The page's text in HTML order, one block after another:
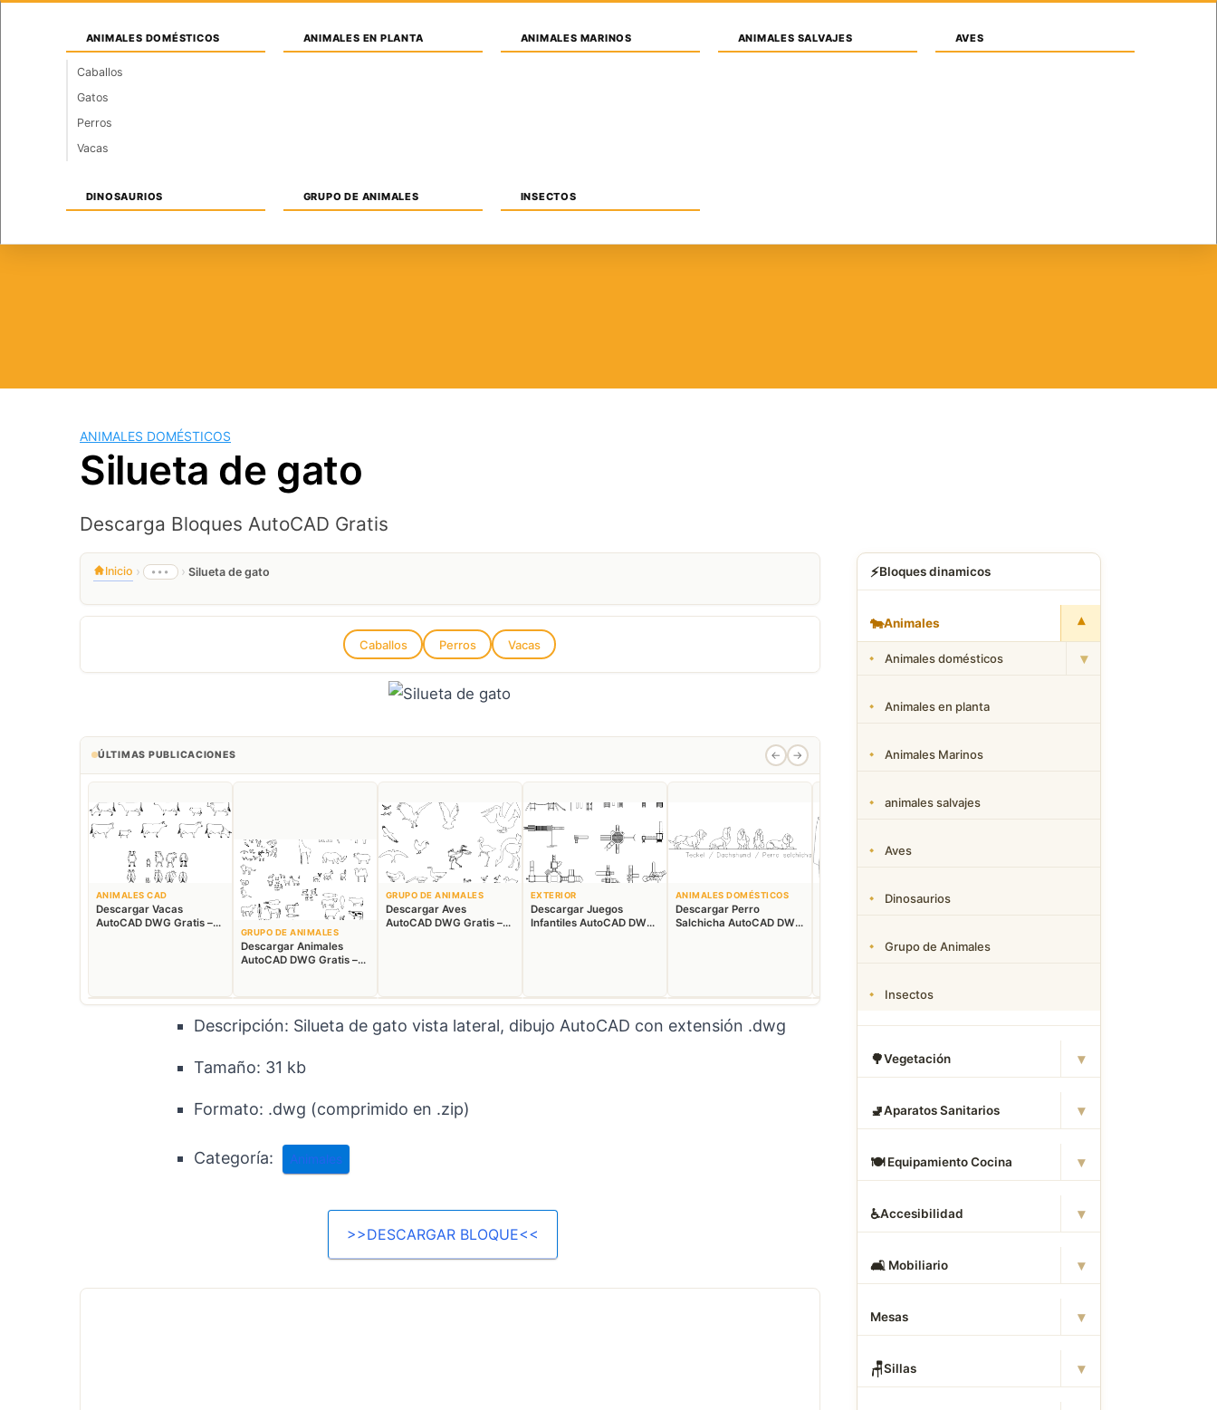
contenido
INICIO
ANIMALES DOMÉSTICOS
Caballos
Gatos
Perros
Vacas
ANIMALES EN PLANTA ANIMALES MARINOS ANIMALES SALVAJES AVES
DINOSAURIOS GRUPO DE ANIMALES INSECTOS
ANIMALES DOMÉSTICOS
Silueta de gato
Descarga Bloques AutoCAD Gratis
Inicio › ••• › Silueta de gato
Caballos Perros Vacas
ÚLTIMAS PUBLICACIONES ← →
ANIMALES CAD
Descargar Vacas
AutoCAD DWG Gratis –
GRUPO DE ANIMALES
Descargar Animales
AutoCAD DWG Gratis –
GRUPO DE ANIMALES
Descargar Aves
AutoCAD DWG Gratis –
EXTERIOR
Descargar Juegos
Infantiles AutoCAD DWG
ANIMALES DOMÉSTICOS
Descargar Perro
Salchicha AutoCAD DWG
Descripción: Silueta de gato vista lateral, dibujo AutoCAD con extensión .dwg
Tamaño: 31 kb
Formato: .dwg (comprimido en .zip)
Categoría: Animales
>>DESCARGAR BLOQUE<<
⚡Bloques dinamicos
🐄Animales ▾
Animales domésticos ▾
Animales en planta
Animales Marinos
animales salvajes
Aves
Dinosaurios
Grupo de Animales
Insectos
🌳Vegetación ▾
🚽Aparatos Sanitarios ▾
🍽️ Equipamiento Cocina ▾
♿Accesibilidad ▾
🛋 ️ Mobiliario ▾
Mesas ▾
🪑Sillas ▾